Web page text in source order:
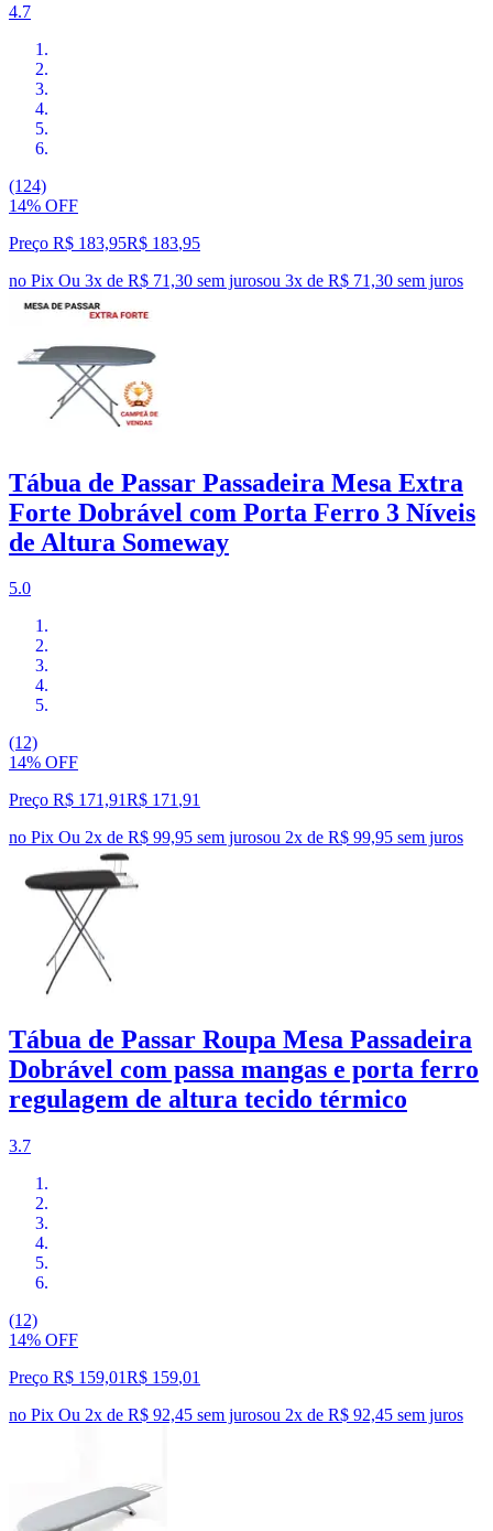
4.7
(124)
14% OFF
Preço R$ 183,95R$ 183,95
no Pix Ou 3x de R$ 71,30 sem jurosou 3x de R$ 71,30 sem juros
Tábua de Passar Passadeira Mesa Extra
Forte Dobrável com Porta Ferro 3 Níveis
de Altura Someway
5.0
(12)
14% OFF
Preço R$ 171,91R$ 171,91
no Pix Ou 2x de R$ 99,95 sem jurosou 2x de R$ 99,95 sem juros
Tábua de Passar Roupa Mesa Passadeira
Dobrável com passa mangas e porta ferro
regulagem de altura tecido térmico
3.7
(12)
14% OFF
Preço R$ 159,01R$ 159,01
no Pix Ou 2x de R$ 92,45 sem jurosou 2x de R$ 92,45 sem juros